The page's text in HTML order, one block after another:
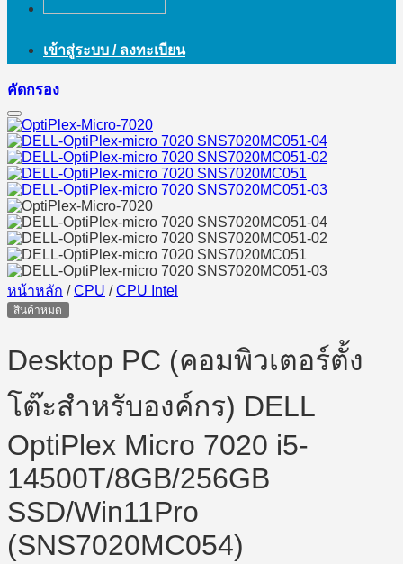
เข้าสู่ระบบ / ลงทะเบียน
คัดกรอง
หน้าหลัก / CPU / CPU Intel
สินค้าหมด
Desktop PC (คอมพิวเตอร์ตั้ง
โต๊ะสำหรับองค์กร) DELL
OptiPlex Micro 7020 i5-
14500T/8GB/256GB
SSD/Win11Pro
(SNS7020MC054)